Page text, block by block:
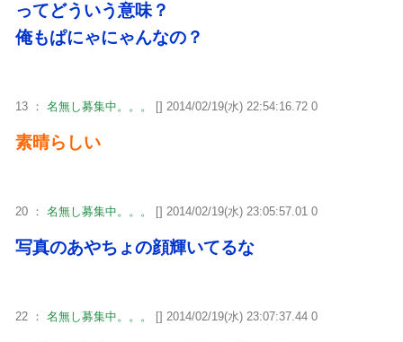
ってどういう意味？
俺もぱにゃにゃんなの？
13 ： 名無し募集中。。。 [] 2014/02/19(水) 22:54:16.72 0
素晴らしい
20 ： 名無し募集中。。。 [] 2014/02/19(水) 23:05:57.01 0
写真のあやちょの顔輝いてるな
22 ： 名無し募集中。。。 [] 2014/02/19(水) 23:07:37.44 0